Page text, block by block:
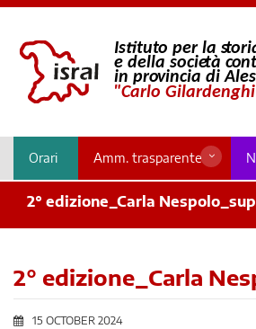
Orari Amm. trasparente
2° edizione_Carla
2° edizione_Carla
15 OCTOBER 2024